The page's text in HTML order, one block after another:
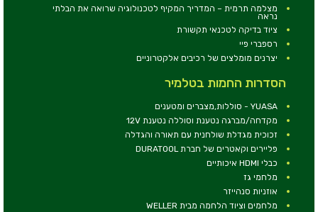
מצלמה תרמית – המדריך המקיף לטכנולוגיה שרואה את הבלתי
נראה
ציוד בדיקה לטכנאי תקשורת
רספברי פיי
יצרנים מומלצים של רכיבים אלקטרוניים
הסדרות החמות בטלמיר
YUASA - סוללות,מצברים ומטענים
מקדחה/מברגה נטענת וסוללה נטענת 12V
זכוכית מגדלת שולחנית עם תאורה והגדלה
פליירים וקאטרים של חברת DURATOOL
כבלי HDMI איכותיים
מלחמי גז
אוזניות סנהייזר
מלחמים וציוד הלחמה מבית WELLER